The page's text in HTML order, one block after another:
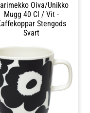
Oiva/unikko
Mugg 40 Cl / Vit -
Stengods
Svart